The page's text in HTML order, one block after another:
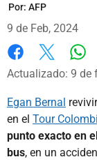
Por: AFP
9 de Feb, 2024
Facebook
X
Actualizado: 9 de
Egan Bernal
en el Tour
punto exacto en
bus, en un